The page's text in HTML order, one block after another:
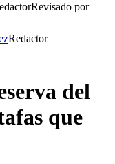
Revisado por
Redactor
del
que